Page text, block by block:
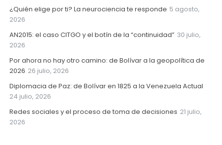
¿Quién elige por ti? La neurociencia te responde 5 agosto,
2026
AN2015: el caso CITGO y el botín de la “continuidad” 30 julio,
2026
Por ahora no hay otro camino: de Bolívar a la geopolítica de
2026 26 julio, 2026
Diplomacia de Paz: de Bolívar en 1825 a la Venezuela Actual
24 julio, 2026
Redes sociales y el proceso de toma de decisiones 21 julio,
2026